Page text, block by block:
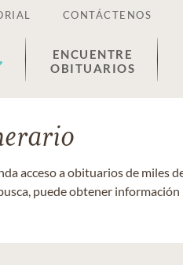
CONTÁCTENOS
ENCUENTRE
OBITUARIOS
acceso a obituarios de miles
puede obtener